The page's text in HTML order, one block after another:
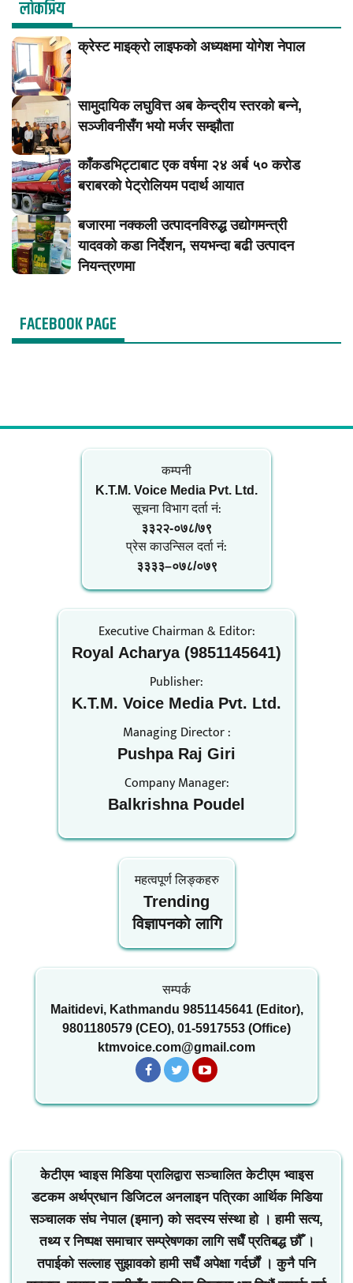
लाेकप्रिय
क्रेस्ट माइक्रो लाइफको अध्यक्षमा योगेश नेपाल
सामुदायिक लघुवित्त अब केन्द्रीय स्तरको बन्ने,
सञ्जीवनीसँग भयो मर्जर सम्झौता
काँकडभिट्टाबाट एक वर्षमा २४ अर्ब ५० करोड
बराबरको पेट्रोलियम पदार्थ आयात
बजारमा नक्कली उत्पादनविरुद्ध उद्योगमन्त्री
यादवको कडा निर्देशन, सयभन्दा बढी उत्पादन
नियन्त्रणमा
FACEBOOK PAGE
कम्पनी
K.T.M. Voice Media Pvt. Ltd.
सूचना विभाग दर्ता नं‍:
३३२२-०७८/७९
प्रेस काउन्सिल दर्ता नं‍:
३३३३–०७८/०७९
Executive Chairman & Editor:
Royal Acharya (9851145641)
Publisher:
K.T.M. Voice Media Pvt. Ltd.
Managing Director :
Pushpa Raj Giri
Company Manager:
Balkrishna Poudel
महत्वपूर्ण लिङ्कहरु
Trending
विज्ञापनकाे लागि
सम्पर्क
Maitidevi, Kathmandu 9851145641 (Editor),
9801180579 (CEO), 01-5917553 (Office)
ktmvoice.com@gmail.com
केटीएम भ्वाइस मिडिया प्रालिद्वारा सञ्चालित केटीएम भ्वाइस
डटकम अर्थप्रधान डिजिटल अनलाइन पत्रिका आर्थिक मिडिया
सञ्चालक संघ नेपाल (इमान) को सदस्य संस्था हो । हामी सत्य,
तथ्य र निष्पक्ष समाचार सम्प्रेषणका लागि सधैँ प्रतिबद्ध छौँ ।
तपाईको सल्लाह सुझावको हामी सधैँ अपेक्षा गर्दर्छौं । कुनै पनि